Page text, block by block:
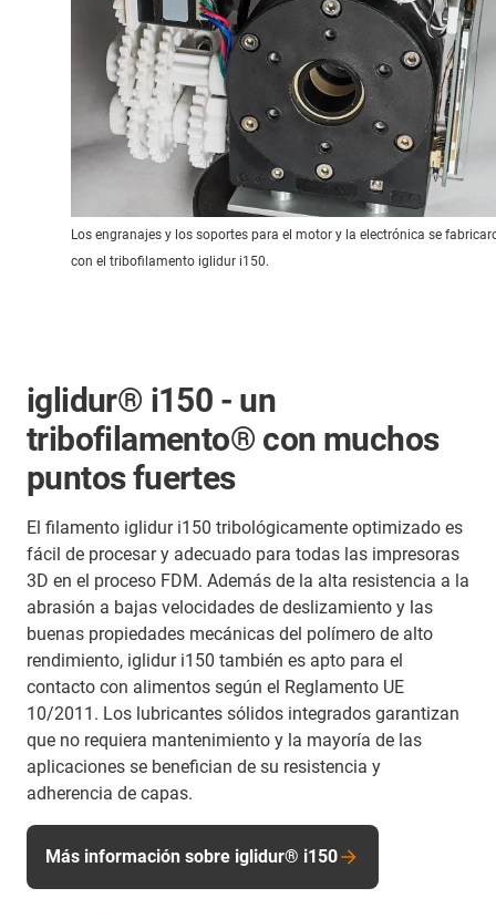
Los engranajes y los soportes para el motor y la electrónica se
con el tribofilamento iglidur i150.
iglidur® i150 - un
tribofilamento® con muchos
puntos fuertes
El filamento iglidur i150 tribológicamente optimizado es
fácil de procesar y adecuado para todas las impresoras
3D en el proceso FDM. Además de la alta resistencia a la
abrasión a bajas velocidades de deslizamiento y las
buenas propiedades mecánicas del polímero de alto
rendimiento, iglidur i150 también es apto para el
contacto con alimentos según el Reglamento UE
10/2011. Los lubricantes sólidos integrados garantizan
que no requiera mantenimiento y la mayoría de las
aplicaciones se benefician de su resistencia y
adherencia de capas.
Más información sobre iglidur® i150